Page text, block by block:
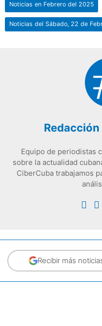
Noticias en Febrero del 2025
Noticias del Sábado, 22 de
Equipo de periodistas
sobre la actualidad
CiberCuba trabajamos
Recibir más